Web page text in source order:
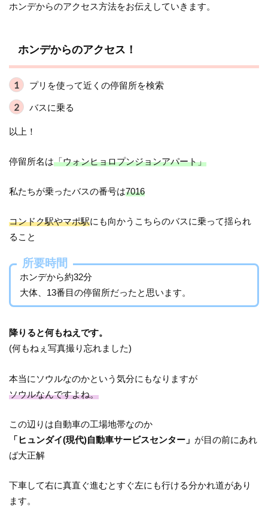
ホンデからのアクセス方法をお伝えしていきます。
ホンデからのアクセス！
プリを使って近くの停留所を検索
バスに乗る
以上！
停留所名は「ウォンヒョロプンジョンアパート」
私たちが乗ったバスの番号は7016
コンドク駅やマポ駅にも向かうこちらのバスに乗って揺られ
ること
所要時間
ホンデから約32分
大体、13番目の停留所だったと思います。
降りると何もねえです。
(何もねぇ写真撮り忘れました)
本当にソウルなのかという気分にもなりますが
ソウルなんですよね。
この辺りは自動車の工場地帯なのか
「ヒュンダイ(現代)自動車サービスセンター」 が目の前にあれ
ば大正解
下車して右に真直ぐ進むとすぐ左にも行ける分かれ道があり
ます。